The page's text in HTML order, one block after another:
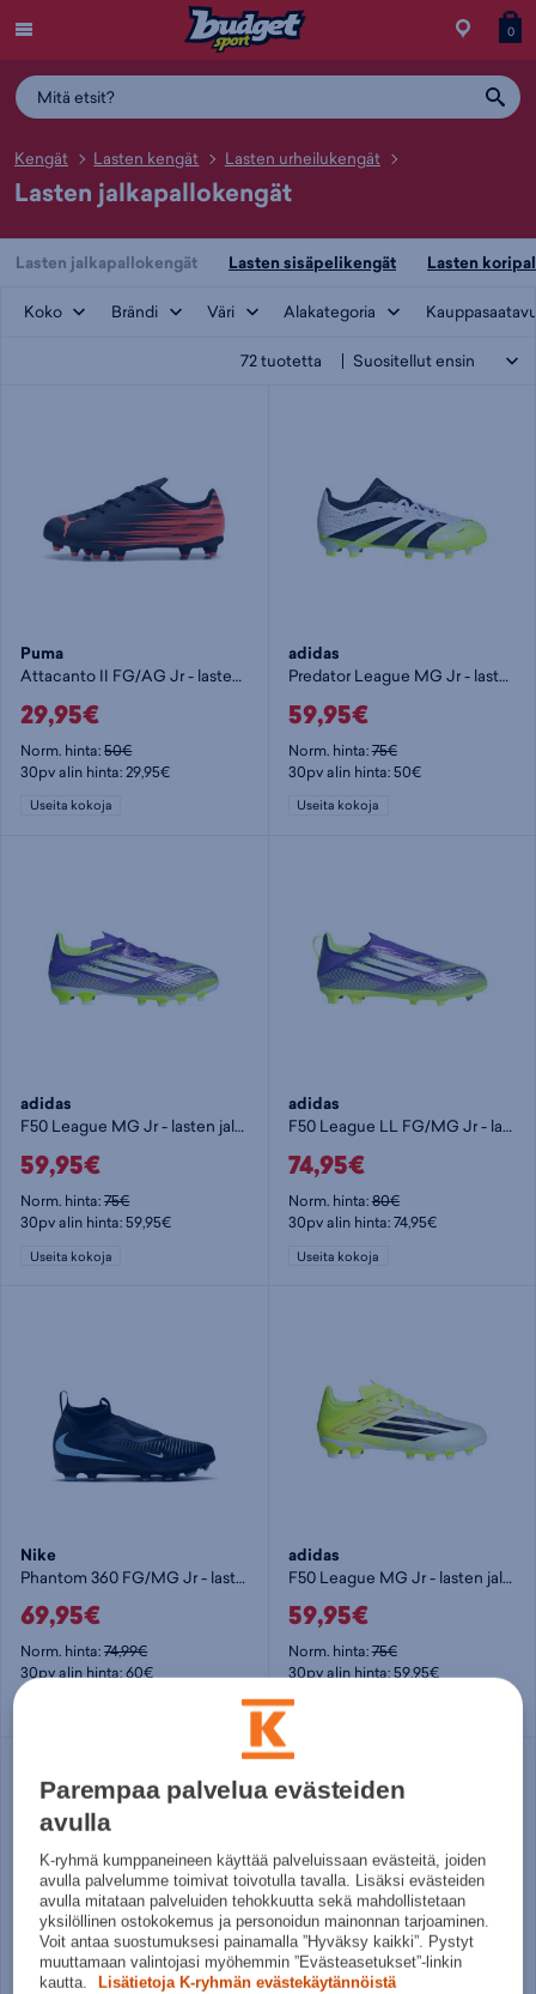
Siirry
0
Kengät Lasten kengät Lasten urheilukengät
Lasten jalkapallokengät
Lasten jalkapallokengät Lasten sisäpelikengät Lasten
Koko Brändi Väri Alakategoria
72tuotetta
Puma
Attacanto II FG/AG Jr - lasten jalkapallokengät (FG)
29,95€
Norm. hinta:50€
30pv alin hinta: 29,95€
Useita kokoja
adidas
Predator League MG Jr - lasten jalkapallokengät (MG)
59,95€
Norm. hinta:75€
30pv alin hinta: 50€
Useita kokoja
adidas
F50 League MG Jr - lasten jalkapallokengät (MG)
59,95€
Norm. hinta:75€
30pv alin hinta: 59,95€
Useita kokoja
adidas
F50 League LL FG/MG Jr - lasten jalkapallokengät
74,95€
Norm. hinta:80€
30pv alin hinta: 74,95€
Useita kokoja
Nike
Phantom 360 FG/MG Jr - lasten jalkapallokengät (FG)
69,95€
Norm. hinta:74,99€
30pv alin hinta: 60€
adidas
F50 League MG Jr - lasten jalkapallokengät (MG)
59,95€
Norm. hinta:75€
30pv alin hinta: 59,95€
Parempaa palvelua evästeiden
avulla
K-ryhmä kumppaneineen käyttää palveluissaan evästeitä, joiden
avulla palvelumme toimivat toivotulla tavalla. Lisäksi evästeiden
avulla mitataan palveluiden tehokkuutta sekä mahdollistetaan
yksilöllinen ostokokemus ja personoidun mainonnan tarjoaminen.
Voit antaa suostumuksesi painamalla ”Hyväksy kaikki”. Pystyt
muuttamaan valintojasi myöhemmin ”Evästeasetukset”-linkin
kautta.
Lisätietoja K-ryhmän evästekäytännöistä